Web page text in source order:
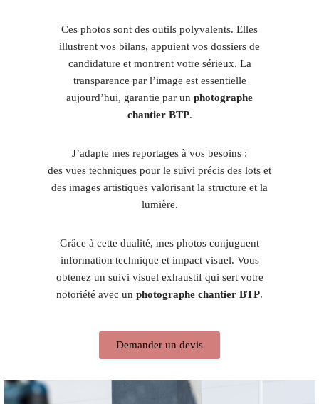
Ces photos sont des outils polyvalents. Elles
illustrent vos bilans, appuient vos dossiers de
candidature et montrent votre sérieux. La
transparence par l’image est essentielle
aujourd’hui, garantie par un photographe
chantier BTP.
J’adapte mes reportages à vos besoins :
des vues techniques pour le suivi précis des lots et
des images artistiques valorisant la structure et la
lumière.
Grâce à cette dualité, mes photos conjuguent
information technique et impact visuel. Vous
obtenez un suivi visuel exhaustif qui sert votre
notoriété avec un photographe chantier BTP.
Demander un devis